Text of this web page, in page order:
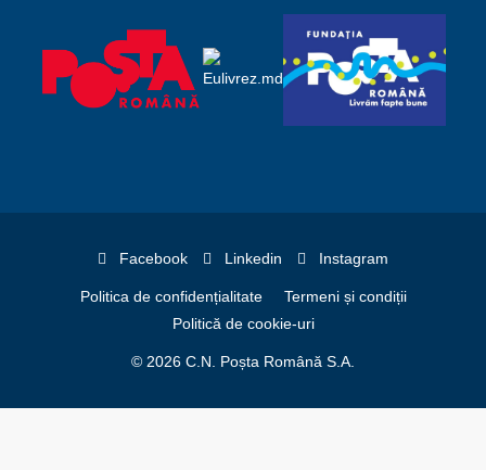
Facebook Linkedin Instagram
Politica de confidențialitate
Termeni și condiții
Politică de cookie-uri
© 2026 C.N. Poșta Română S.A.